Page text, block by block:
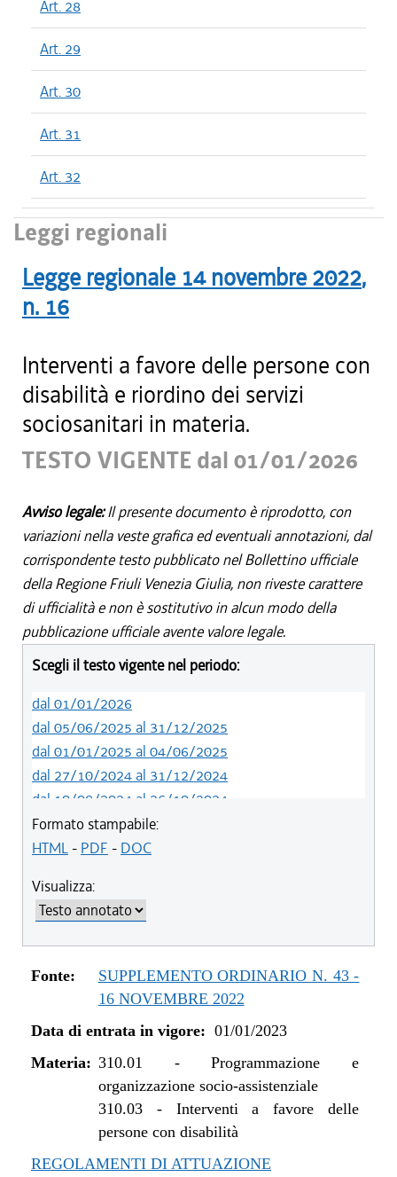
Art. 28
Art. 29
Art. 30
Art. 31
Art. 32
Leggi regionali
Legge regionale 14 novembre 2022,
n. 16
Interventi a favore delle persone con
disabilità e riordino dei servizi
sociosanitari in materia.
TESTO VIGENTE dal 01/01/2026
Avviso legale:Il presente documento è riprodotto, con
variazioni nella veste grafica ed eventuali annotazioni, dal
corrispondente testo pubblicato nel Bollettino ufficiale
della Regione Friuli Venezia Giulia, non riveste carattere
di ufficialità e non è sostitutivo in alcun modo della
pubblicazione ufficiale avente valore legale.
Scegli il testo vigente nel periodo:
dal 01/01/2026
dal 05/06/2025 al 31/12/2025
dal 01/01/2025 al 04/06/2025
dal 27/10/2024 al 31/12/2024
dal 10/08/2024 al 26/10/2024
dal 01/01/2024 al 09/08/2024
dal 07/03/2023 al 31/12/2023
Formato stampabile:
HTML- PDF - DOC
Visualizza:
Fonte:
SUPPLEMENTO ORDINARIO N. 43 -
16 NOVEMBRE 2022
Data di entrata in vigore: 01/01/2023
Materia: 310.01 -Programmazione e
organizzazione socio-assistenziale
310.03- Interventi a favore delle
persone con disabilità
REGOLAMENTI DI ATTUAZIONE